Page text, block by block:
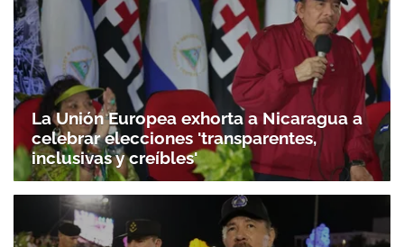
La Unión Europea exhorta a Nicaragua a
celebrar elecciones 'transparentes,
inclusivas y creíbles'